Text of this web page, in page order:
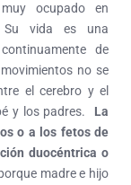
ocupado en
Su vida es una
de
no se
el cerebro y el
y los padres. La
o a los fetos de
duocéntrica o
madre e hijo